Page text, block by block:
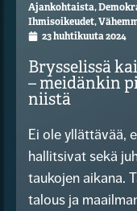
Ajankohtaista,
Ihmisoikeudet,
23 huhtikuuta 2024
Brysselissä
– meidänkin
niistä
Ei ole yllättävää,
hallitsivat sekä
taukojen aikana.
talous ja